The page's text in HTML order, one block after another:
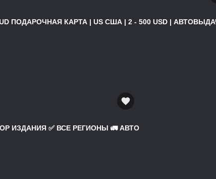
ПОДАРОЧНАЯ КАРТА | US США | 2 - 500 USD |
ИЗДАНИЯ ✅ ВСЕ РЕГИОНЫ 🚛 АВТО